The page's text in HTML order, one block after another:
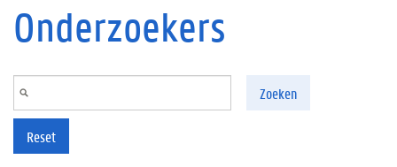
Onderzoekers
Zoeken
Reset